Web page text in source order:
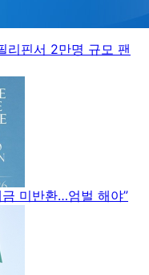
리핀서 2만명 규모 팬
미반환…엄벌 해야”